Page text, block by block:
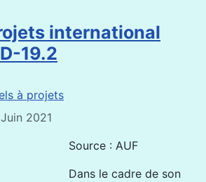
international
19.2
à projets
2021
Source : AUF
Dans le cadre de son